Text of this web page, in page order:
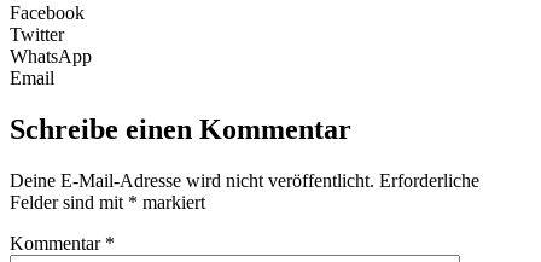
Facebook
Twitter
WhatsApp
Email
Schreibe einen Kommentar
Deine E-Mail-Adresse wird nicht veröffentlicht. Erforderliche
Felder sind mit * markiert
Kommentar *